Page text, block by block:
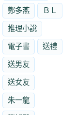
鄭多燕 ＢＬ
推理小說
電子書 送禮
送男友
送女友
朱一龍